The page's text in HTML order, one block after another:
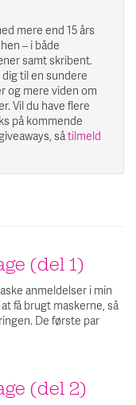
mere end 15 års
– i både
samt skribent.
til en sundere
og mere viden om
Vil du have flere
på kommende
såtilmeld
(del 1)
anmeldelser i min
få brugt maskerne, så
De første par
(del 2)